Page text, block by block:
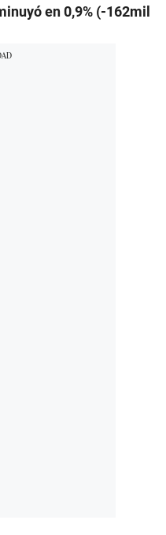
en 0,9% (-162mil